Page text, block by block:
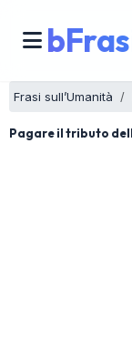
Frasi sull’Umanità
Pagare il tributo